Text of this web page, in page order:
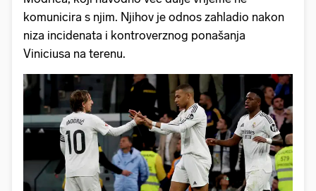
komunicira s njim. Njihov je odnos zahladio nakon
niza incidenata i kontroverznog ponašanja
Viniciusa na terenu.